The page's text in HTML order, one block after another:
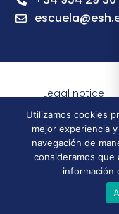
Legal notice
Escuela Superior de
Utilizamos cookies
mejor experiencia
navegación de
consideramos que
información